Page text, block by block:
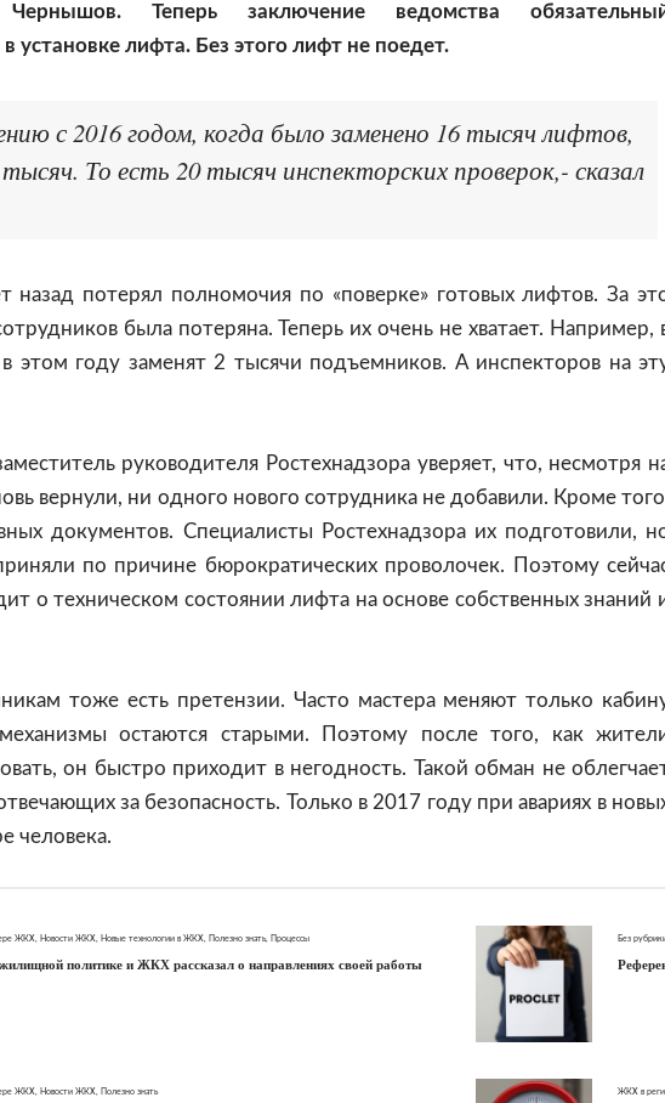
Теперь заключение ведомства
установке лифта. Без этого лифт не поедет.
с 2016 годом, когда было заменено 16 тысяч лифтов,
То есть 20 тысяч инспекторских проверок,- сказал
назад потерял полномочия по «поверке» готовых лифтов. За
была потеряна. Теперь их очень не хватает. Например,
этом году заменят 2 тысячи подъемников. А инспекторов на
руководителя Ростехнадзора уверяет, что, несмотря
вернули, ни одного нового сотрудника не добавили. Кроме
документов. Специалисты Ростехнадзора их подготовили,
по причине бюрократических проволочек. Поэтому
о техническом состоянии лифта на основе собственных знаний
тоже есть претензии. Часто мастера меняют только
остаются старыми. Поэтому после того, как
он быстро приходит в негодность. Такой обман не
за безопасность. Только в 2017 году при авариях в
человека.
ЖКХ Новости ЖКХ Новые технологии в ЖКХ Полезно знать, Процессы
политике и ЖКХ рассказал о направлениях своей работы
Без
ЖКХ Новости ЖКХ Полезно знать ЖКХ в